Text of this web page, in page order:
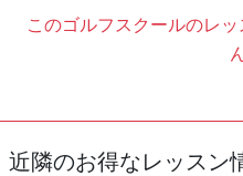
このゴルフスクールのレ
近隣のお得なレッスン